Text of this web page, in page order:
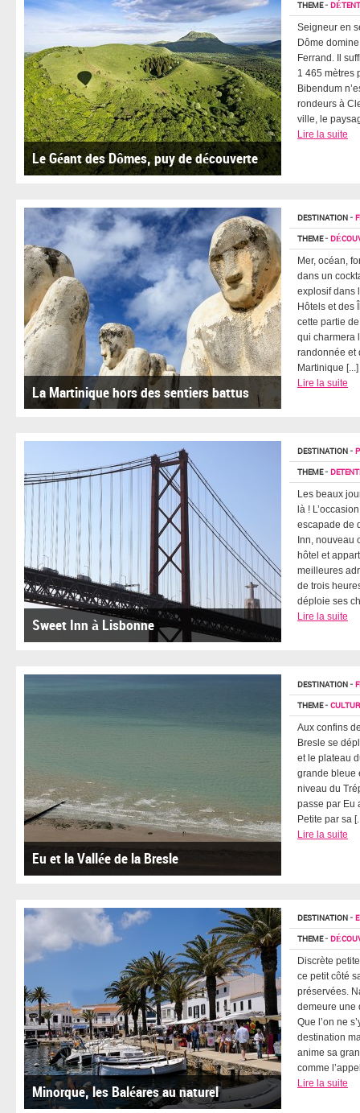
Le Géant des Dômes, puy de découverte
THEME-
Seigneur en
Dôme
Ferrand. Il
1 465 mètres
Bibendum
rondeurs à
ville, le
Lire la suite
La Martinique hors des sentiers battus
DESTINATION-
THEME-
Mer, océan,
dans un
explosif dans
Hôtels et des
cette partie
qui charmera
randonnée et
Martinique [...]
Lire la suite
Sweet Inn à Lisbonne
DESTINATION-
THEME-
Les beaux
là !
escapade de
Inn, nouveau
hôtel et
meilleures
de trois
déploie ses
Lire la suite
Eu et la Vallée de la Bresle
DESTINATION-
THEME-
Aux confins
Bresle se
et le plateau
grande bleue
niveau du
passe par Eu
Petite par sa
Lire la suite
Minorque, les Baléares au naturel
DESTINATION-
THEME-
Discrète
ce petit côté
préservées.
demeure une
Que l’on ne
destination
anime sa
comme
Lire la suite